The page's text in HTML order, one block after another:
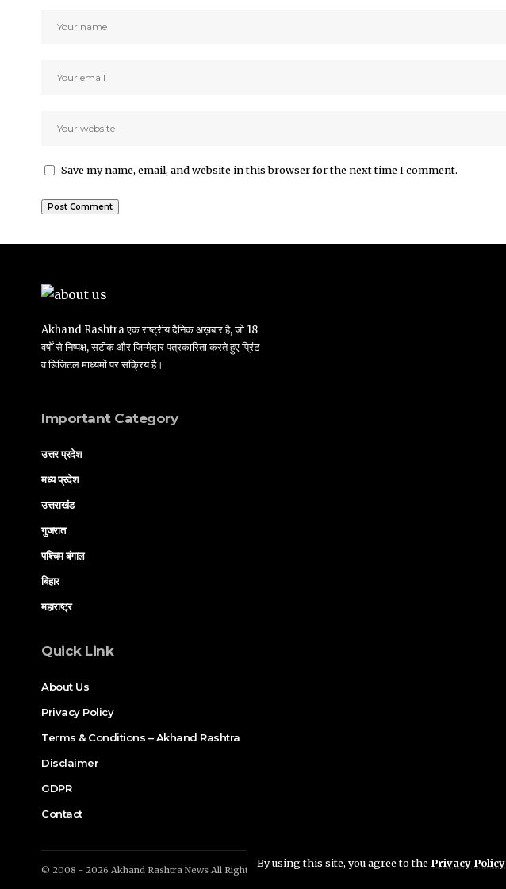
By using this site, you agree to the Privacy Policy
Save my name, email, and website in this browser for the next time I comment.
Akhand Rashtra एक राष्ट्रीय दैनिक अख़बार है, जो 18
वर्षों से निष्पक्ष, सटीक और जिम्मेदार पत्रकारिता करते हुए प्रिंट
व डिजिटल माध्यमों पर सक्रिय है।
Important Category
उत्तर प्रदेश
मध्य प्रदेश
उत्तराखंड
गुजरात
पश्चिम बंगाल
बिहार
महाराष्ट्र
Quick Link
About Us
Privacy Policy
Terms & Conditions – Akhand Rashtra
Disclaimer
GDPR
Contact
© 2008 - 2026 Akhand Rashtra News All Rights Reserved. Proudly Made ByAkshant Media Solution